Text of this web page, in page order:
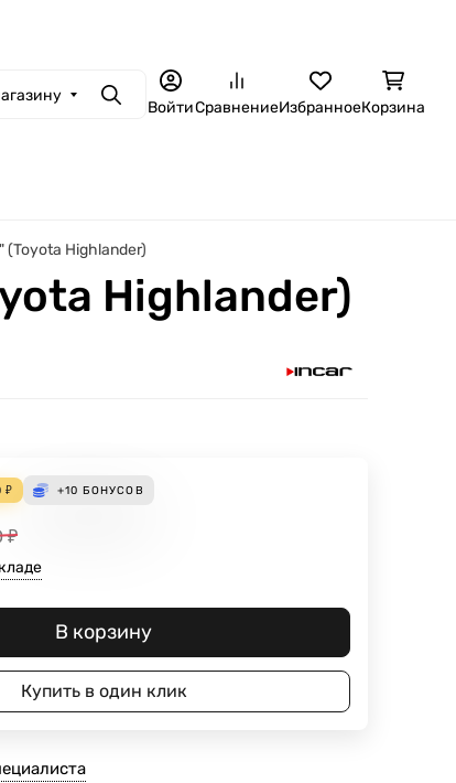
ПоискВойтиСравнениеИзбранноеКорзина
(Toyota Highlander)
Highlander)
₽ +10 БОНУСОВ
₽
В корзину
Купить в один клик